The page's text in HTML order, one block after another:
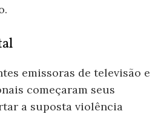
emissoras de televisão e
começaram seus
a suposta violência